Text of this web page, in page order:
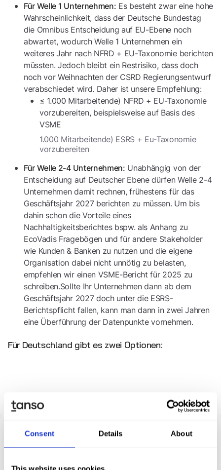
Consent Details About
This website uses cookies
Für Welle 1 Unternehmen: Es besteht zwar eine hohe
Wahrscheinlichkeit, dass der Deutsche Bundestag
die Omnibus Entscheidung auf EU-Ebene noch
abwartet, wodurch Welle 1 Unternehmen ein
weiteres Jahr nach NFRD + EU-Taxonomie berichten
müssten. Jedoch bleibt ein Restrisiko, dass doch
noch vor Weihnachten der CSRD Regierungsentwurf
verabschiedet wird. Daher ist unsere Empfehlung:
≤ 1.000 Mitarbeitende) NFRD + EU-Taxonomie
vorzubereiten, beispielsweise auf Basis des
VSME
1.000 Mitarbeitende) ESRS + Eu-Taxonomie
vorzubereiten
Für Welle 2-4 Unternehmen: Unabhängig von der
Entscheidung auf Deutscher Ebene dürfen Welle 2-4
Unternehmen damit rechnen, frühestens für das
Geschäftsjahr 2027 berichten zu müssen. Um bis
dahin schon die Vorteile eines
Nachhaltigkeitsberichtes bspw. als Anhang zu
EcoVadis Fragebögen und für andere Stakeholder
wie Kunden & Banken zu nutzen und die eigene
Organisation dabei nicht unnötig zu belasten,
empfehlen wir einen VSME-Bericht für 2025 zu
schreiben.Sollte Ihr Unternehmen dann ab dem
Geschäftsjahr 2027 doch unter die ESRS-
Berichtspflicht fallen, kann man dann in zwei Jahren
eine Überführung der Datenpunkte vornehmen.
Für Deutschland gibt es zwei Optionen: